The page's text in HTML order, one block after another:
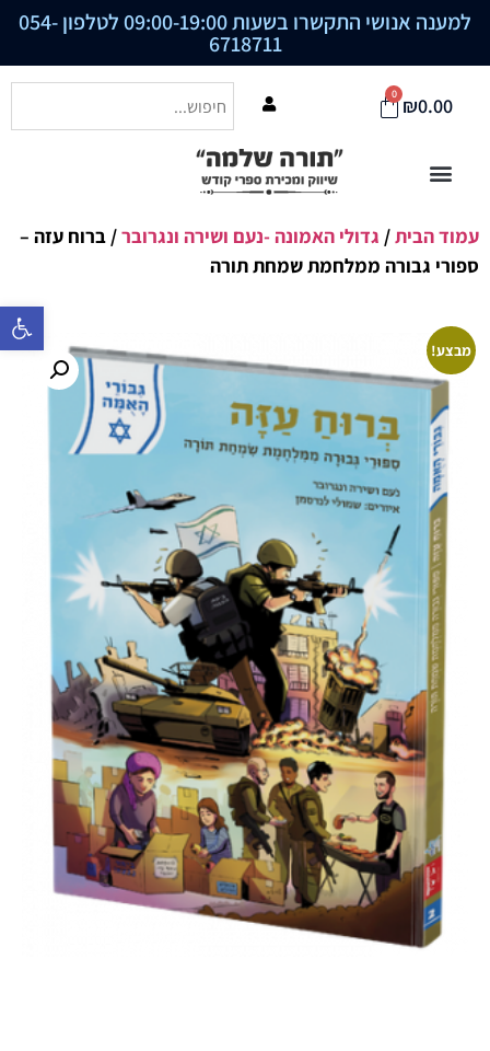
פתח סרגל
למענה אנושי התקשרו בשעות 09:00-19:00 לטלפון 054-
6718711
₪0.00
0
עמוד הבית/ גדולי האמונה -נעם ושירה ונגרובר/ ברוח עזה –
ספורי גבורה ממלחמת שמחת תורה
מבצע!